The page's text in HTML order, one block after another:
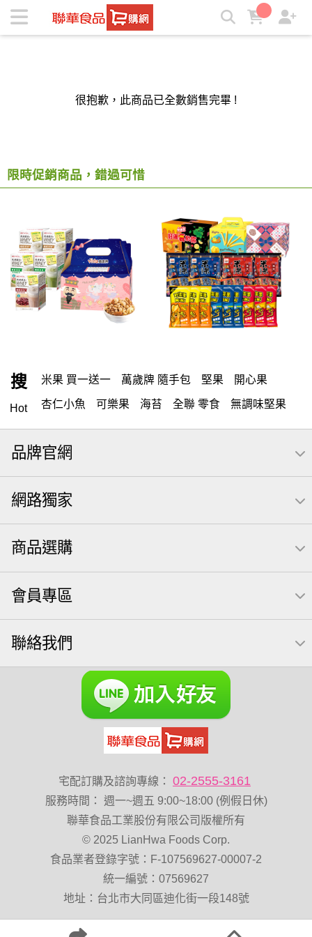
聯華食品e購網-Official Online Store | ★聯華食品e購網★
很抱歉，此商品已全數銷售完畢 !
限時促銷商品，錯過可惜
搜
Hot
米果 買一送一 萬歲牌 隨手包 堅果 開心果
杏仁小魚 可樂果 海苔 全聯 零食 無調味堅果
無調味 全聯 禮盒 全聯 素食 堅穀力 綜合纖果
米果 薯條
全聯 拜拜 飲 桶裝堅果 元本山 可樂
三角壽司海苔
高蛋白 起司 荷卡 三角 萬歲開心果 減糖日記
隨手包
芋頭 禮盒 素食 杏仁 芥末 可樂果 小魚干
萬歲牌 米果 果乾
無糖 堅果飲 梅子 三角飯糰 全聯 南瓜子 蔓越梅
綜合堅果
元氣什穀堅果飲 烘焙 萬歲牌 堅果小包裝活力堅果
海苔 芥末味 無加糖 萬歲牌 蔓越莓
開心果 萬歲牌 全聯 堅果 萬歲牌小魚
小包裝 全聯 海苔細
穀物棒 總匯點心包 寶寶 海苔 低溫烘焙
卡廸那 95℃鮮脆三色丁 味付 萬歲牌-堅穀力
萬歲牌 堅果補給隨行包33公克44 包 波浪脆
卡廸那95℃薯條原味18克*5包
能量 Costco 萬歲牌堅果
品牌官網
網路獨家
商品選購
會員專區
聯絡我們
宅配訂購及諮詢專線： 02-2555-3161
服務時間 ：
週一~週五 9:00~18:00 (例假日休)
聯華食品工業股份有限公司版權所有
© 2025 LianHwa Foods Corp.
食品業者登錄字號：F-107569627-00007-2
統一編號：07569627
地址：台北市大同區迪化街一段148號